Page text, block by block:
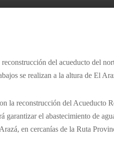
del acueducto del
se realizan a la altura de El
la reconstrucción del Acueducto
garantizar el abastecimiento de
en cercanías de la Ruta